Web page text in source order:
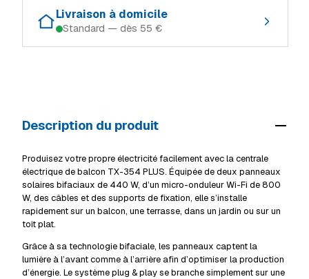
Ingeldorf
Alzingen
Schifflange En stock
Livraison à domicile
Standard — dès 55 €
Livraison volumineux / camion 69 €
Détails livraison & retrait
Description du produit
Produisez votre propre électricité facilement avec la centrale
électrique de balcon TX-354 PLUS. Équipée de deux panneaux
solaires bifaciaux de 440 W, d’un micro-onduleur Wi-Fi de 800
W, des câbles et des supports de fixation, elle s’installe
rapidement sur un balcon, une terrasse, dans un jardin ou sur un
toit plat.
Grâce à sa technologie bifaciale, les panneaux captent la
lumière à l’avant comme à l’arrière afin d’optimiser la production
d’énergie. Le système plug & play se branche simplement sur une